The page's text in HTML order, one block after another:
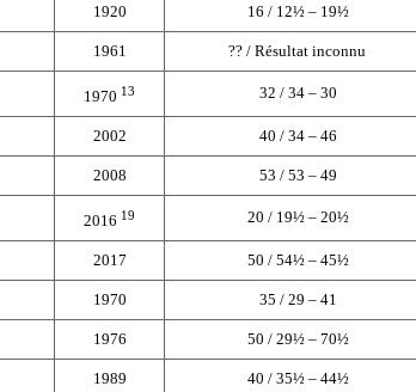
1920 16 / 12½ – 19½
1961 ?? / Résultat inconnu
1970 13 32 / 34 – 30
2002 40 / 34 – 46
2008 53 / 53 – 49
2016 19 20 / 19½ – 20½
2017 50 / 54½ – 45½
1970 35 / 29 – 41
1976 50 / 29½ – 70½
1989 40 / 35½ – 44½